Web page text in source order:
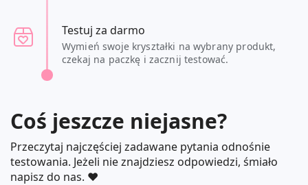
Testuj za darmo
Wymień swoje kryształki na wybrany produkt,
czekaj na paczkę i zacznij testować.
Coś jeszcze niejasne?
Przeczytaj najczęściej zadawane pytania odnośnie
testowania. Jeżeli nie znajdziesz odpowiedzi, śmiało
napisz do nas. ❤️